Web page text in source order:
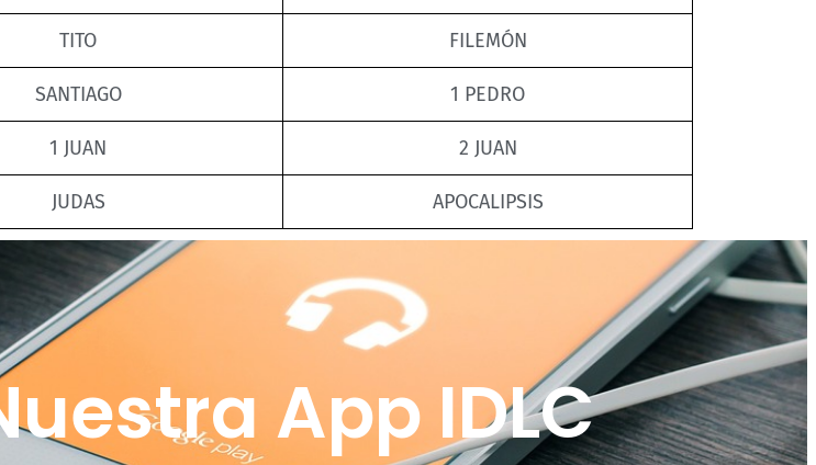
TITO FILEMÓN
SANTIAGO 1 PEDRO
1 JUAN 2 JUAN
JUDAS APOCALIPSIS
App IDLC